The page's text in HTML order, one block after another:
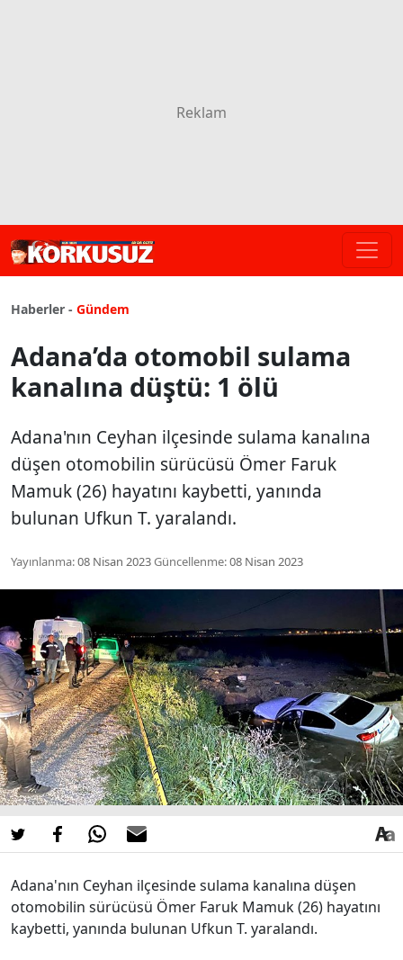
Haberler - Gündem
Adana’da otomobil sulama
kanalına düştü: 1 ölü
Adana'nın Ceyhan ilçesinde sulama kanalına
düşen otomobilin sürücüsü Ömer Faruk
Mamuk (26) hayatını kaybetti, yanında
bulunan Ufkun T. yaralandı.
Yayınlanma:08 Nisan 2023Güncellenme:08 Nisan 2023
Adana'nın Ceyhan ilçesinde sulama kanalına düşen
otomobilin sürücüsü Ömer Faruk Mamuk (26) hayatını
kaybetti, yanında bulunan Ufkun T. yaralandı.